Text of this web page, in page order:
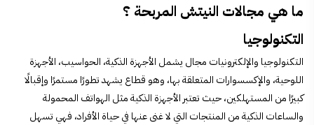
ما هي مجالات النيتش المربحة ؟
التكنولوجيا
التكنولوجيا والإلكترونيات مجال يشمل الأجهزة الذكية، الحواسيب، الأجهزة
اللوحية، والإكسسوارات المتعلقة بها، وهو قطاع يشهد تطورًا مستمرًا وإقبالًا
كبيرًا من المستهلكين، حيث تعتبر الأجهزة الذكية مثل الهواتف المحمولة
والساعات الذكية من المنتجات التي لا غنى عنها في حياة الأفراد، فهي تسهل